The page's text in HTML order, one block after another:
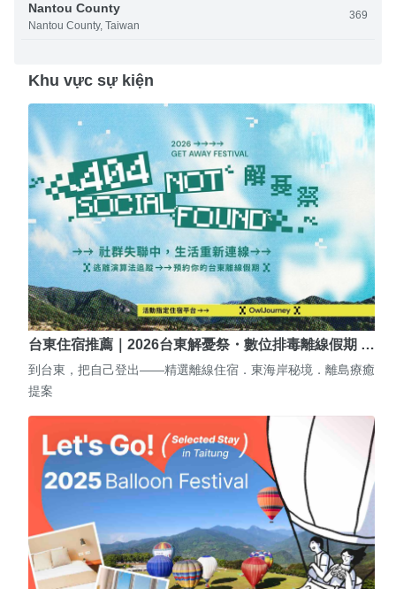
Nantou County
Nantou County, Taiwan
369
Khu vực sự kiện
台東住宿推薦｜2026台東解憂祭・數位排毒離線假期 …
到台東，把自己登出——精選離線住宿．東海岸秘境．離島療癒
提案